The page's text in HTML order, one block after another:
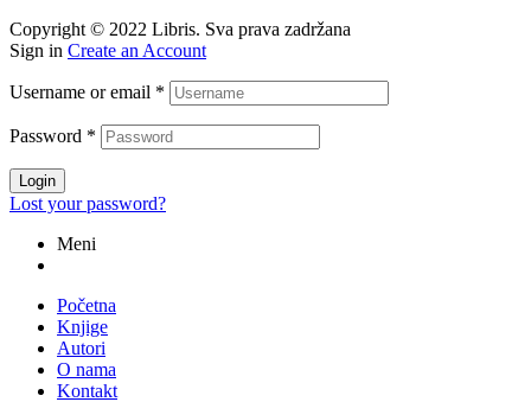
Copyright © 2022 Libris. Sva prava zadržana
Sign in Create an Account
Username or email *
Password *
Login
Lost your password?
Meni
Početna
Knjige
Autori
O nama
Kontakt